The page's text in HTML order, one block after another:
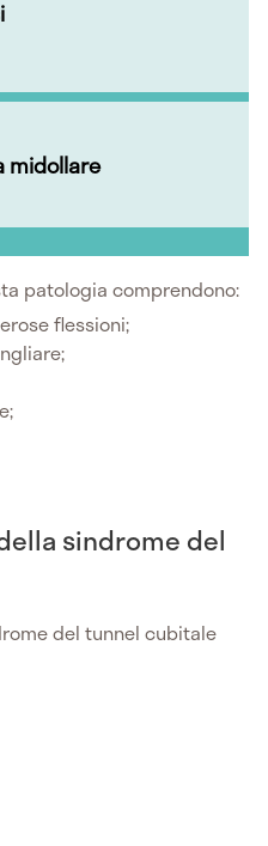
midollare
patologia comprendono:
flessioni;
sindrome del
del tunnel cubitale